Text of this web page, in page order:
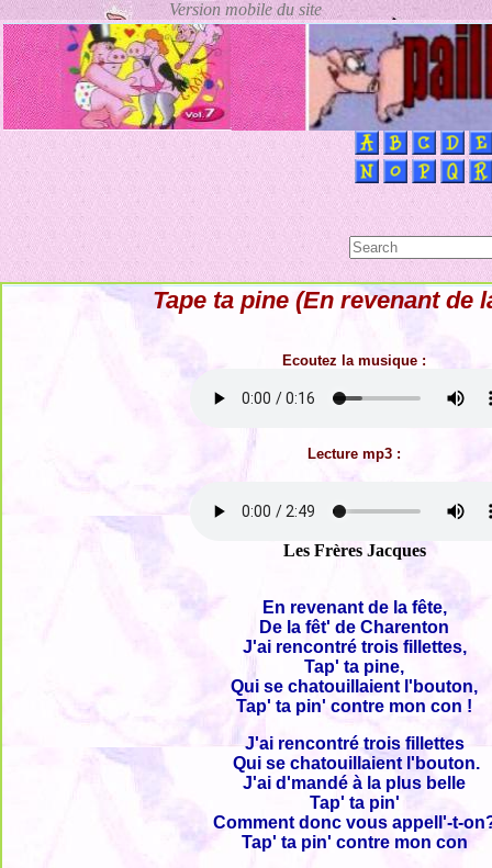
Tape ta pine (En revenant de
Ecoutez la musique :
Lecture mp3 :
Les Frères Jacques
En revenant de la fête,
De la fêt' de Charenton
J'ai rencontré trois fillettes,
Tap' ta pine,
Qui se chatouillaient l'bouton,
Tap' ta pin' contre mon con !
J'ai rencontré trois fillettes
Qui se chatouillaient l'bouton.
J'ai d'mandé à la plus belle
Tap' ta pin'
Comment donc vous appell'-t-
Tap' ta pin' contre mon con